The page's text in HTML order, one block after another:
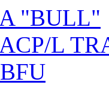
"BULL"
L